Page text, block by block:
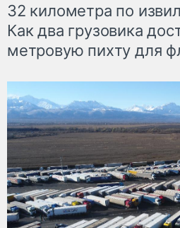
32 километра по
Как два грузовика
метровую пихту для